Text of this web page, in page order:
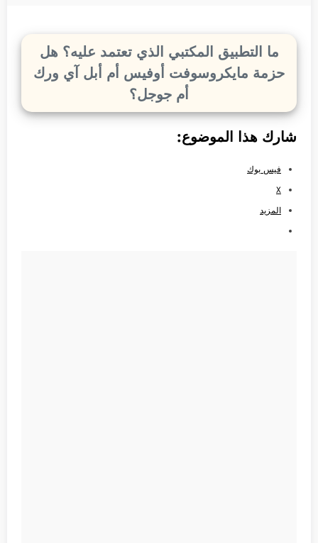
ما التطبيق المكتبي الذي تعتمد عليه؟ هل
حزمة مايكروسوفت أوفيس أم أبل آي ورك
أم جوجل؟
شارك هذا الموضوع:
فيس بوك
X
المزيد